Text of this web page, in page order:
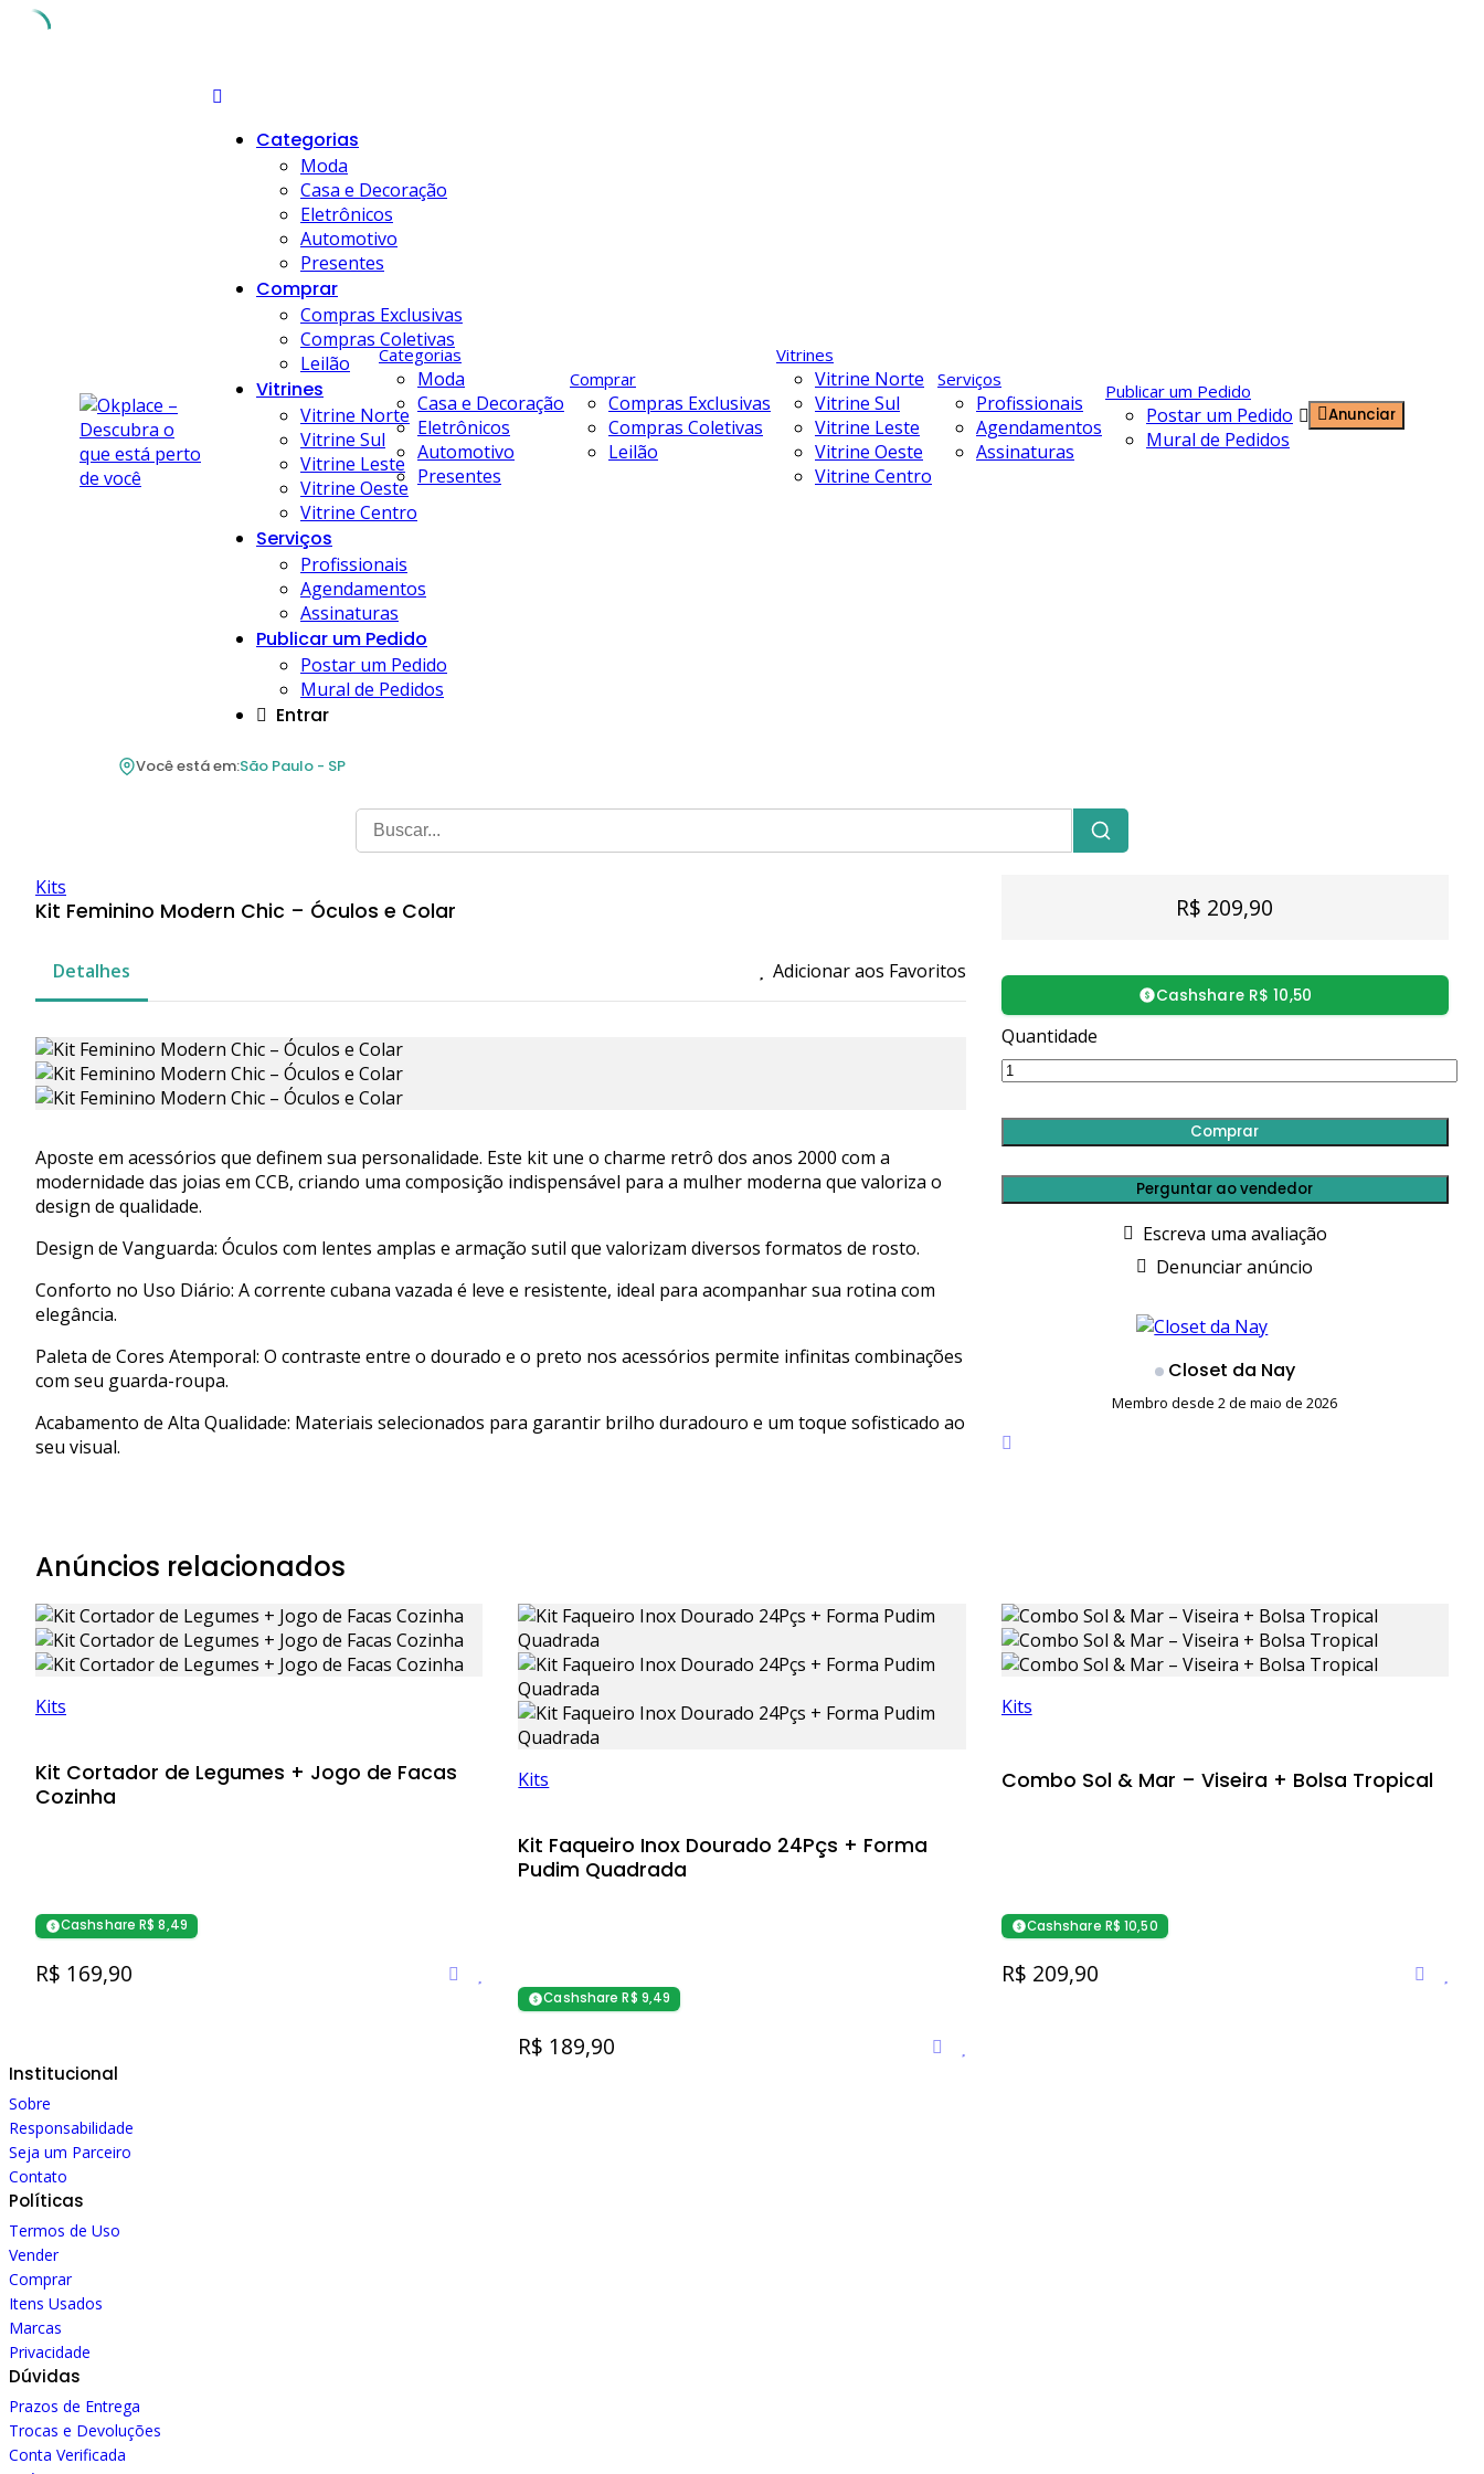
Categorias
Moda
Casa e Decoração
Eletrônicos
Automotivo
Presentes
Comprar
Compras Exclusivas
Compras Coletivas
Leilão
Vitrines
Vitrine Norte
Vitrine Sul
Vitrine Leste
Vitrine Oeste
Vitrine Centro
Serviços
Profissionais
Agendamentos
Assinaturas
Publicar um Pedido
Postar um Pedido
Mural de Pedidos
Entrar
Categorias
Moda
Casa e Decoração
Eletrônicos
Automotivo
Presentes
Comprar
Compras Exclusivas
Compras Coletivas
Leilão
Vitrines
Vitrine Norte
Vitrine Sul
Vitrine Leste
Vitrine Oeste
Vitrine Centro
Serviços
Profissionais
Agendamentos
Assinaturas
Publicar um Pedido
Postar um Pedido
Mural de Pedidos
Entrar
Anunciar
Você está em:São Paulo - SP
Kits
Kit Feminino Modern Chic – Óculos e Colar
Detalhes Adicionar aos Favoritos
Aposte em acessórios que definem sua personalidade. Este kit une o charme retrô dos anos 2000 com a
modernidade das joias em CCB, criando uma composição indispensável para a mulher moderna que valoriza o
design de qualidade.
Design de Vanguarda: Óculos com lentes amplas e armação sutil que valorizam diversos formatos de rosto.
Conforto no Uso Diário: A corrente cubana vazada é leve e resistente, ideal para acompanhar sua rotina com
elegância.
Paleta de Cores Atemporal: O contraste entre o dourado e o preto nos acessórios permite infinitas combinações
com seu guarda-roupa.
Acabamento de Alta Qualidade: Materiais selecionados para garantir brilho duradouro e um toque sofisticado ao
seu visual.
R$ 209,90
Cashshare R$ 10,50
Quantidade
Comprar
Perguntar ao vendedor
Escreva uma avaliação
Denunciar anúncio
Closet da Nay
Membro desde 2 de maio de 2026
Anúncios relacionados
Kits
Kit Cortador de Legumes + Jogo de Facas
Cozinha
Cashshare R$ 8,49
R$ 169,90
Kits
Kit Faqueiro Inox Dourado 24Pçs + Forma
Pudim Quadrada
Cashshare R$ 9,49
R$ 189,90
Kits
Combo Sol & Mar – Viseira + Bolsa Tropical
Cashshare R$ 10,50
R$ 209,90
Institucional
Sobre
Responsabilidade
Seja um Parceiro
Contato
Políticas
Termos de Uso
Vender
Comprar
Itens Usados
Marcas
Privacidade
Dúvidas
Prazos de Entrega
Trocas e Devoluções
Conta Verificada